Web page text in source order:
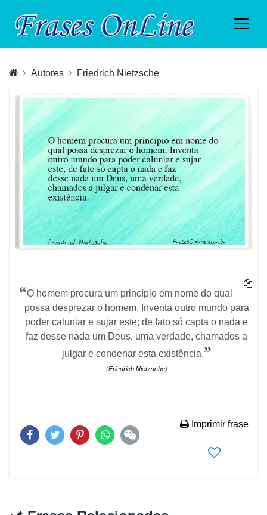
Autores Friedrich Nietzsche
“O homem procura um princípio em nome do qual
possa desprezar o homem. Inventa outro mundo para
poder caluniar e sujar este; de fato só capta o nada e
faz desse nada um Deus, uma verdade, chamados a
julgar e condenar esta existência.”
(Friedrich Nietzsche)
Imprimir frase